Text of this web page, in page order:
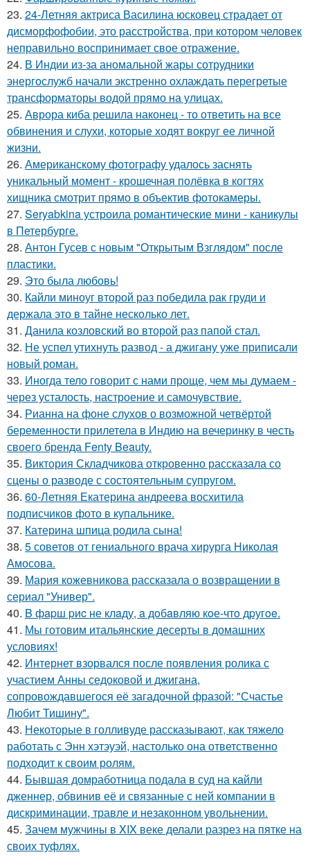
23. 24-Летняя актриса Василина юсковец страдает от
дисморфофобии, это расстройства, при котором человек
неправильно воспринимает свое отражение.
24. В Индии из-за аномальной жары сотрудники
энергослужб начали экстренно охлаждать перегретые
трансформаторы водой прямо на улицах.
25. Аврора киба решила наконец - то ответить на все
обвинения и слухи, которые ходят вокруг ее личной
жизни.
26. Американскому фотографу удалось заснять
уникальный момент - крошечная полёвка в когтях
хищника смотрит прямо в объектив фотокамеры.
27. Seryabkina устроила романтические мини - каникулы
в Петербурге.
28. Антон Гусев с новым "Открытым Взглядом" после
пластики.
29. Это была любовь!
30. Кайли миноуг второй раз победила рак груди и
держала это в тайне несколько лет.
31. Данила козловский во второй раз папой стал.
32. Не успел утихнуть развод - а джигану уже приписали
новый роман.
33. Иногда тело говорит с нами проще, чем мы думаем -
через усталость, настроение и самочувствие.
34. Рианна на фоне слухов о возможной четвёртой
беременности прилетела в Индию на вечеринку в честь
своего бренда Fenty Beauty.
35. Виктория Складчикова откровенно рассказала со
сцены о разводе с состоятельным супругом.
36. 60-Летняя Екатерина андреева восхитила
подписчиков фото в купальнике.
37. Катерина шпица родила сына!
38. 5 советов от гениального врача хирурга Николая
Амосова.
39. Мария кожевникова рассказала о возвращении в
сериал "Универ".
40. B фapш pиc не клaду, a дoбaвляю кoе-чтo дpугoe.
41. Мы готовим итальянские десерты в домашних
условиях!
42. Интернет взорвался после появления ролика с
участием Анны седоковой и джигана,
сопровождавшегося её загадочной фразой: "Счастье
Любит Тишину".
43. Некоторые в голливуде рассказывают, как тяжело
работать с Энн хэтэуэй, настолько она ответственно
подходит к своим ролям.
44. Бывшая домработница подала в суд на кайли
дженнер, обвинив её и связанные с ней компании в
дискриминации, травле и незаконном увольнении.
45. Зачем мужчины в XIX веке делали разрез на пятке на
своих туфлях.